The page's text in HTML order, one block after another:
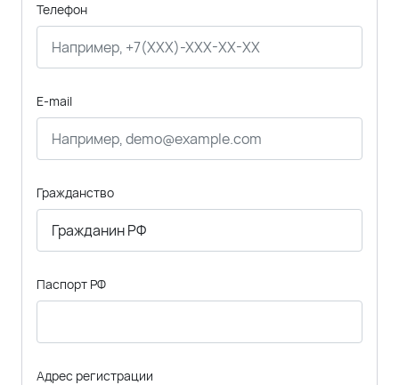
Телефон
E-mail
Гражданство
Паспорт РФ
Адрес регистрации